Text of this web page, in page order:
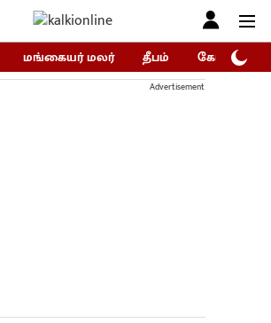
மங்கையர் மலர் தீபம் கோகுலம்/
Advertisement